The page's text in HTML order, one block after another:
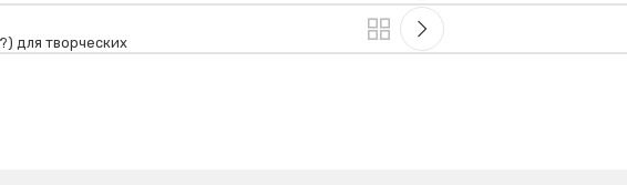
для творческих